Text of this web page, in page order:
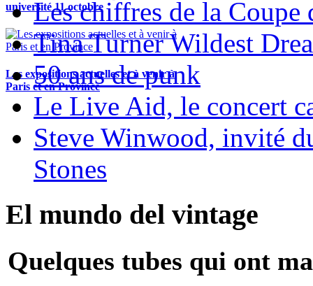
université 11 octobre
Les expositions actuelles et à venir à
Paris et en Province
Les chiffres de la Coupe
Tina Turner Wildest
50 ans de punk
Le Live Aid, le concert
Steve Winwood, invité
Stones
El mundo del vintage
Quelques tubes qui ont